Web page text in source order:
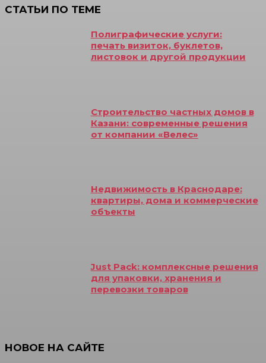
СТАТЬИ ПО ТЕМЕ
Полиграфические услуги:
печать визиток, буклетов,
листовок и другой продукции
Строительство частных домов в
Казани: современные решения
от компании «Велес»
Недвижимость в Краснодаре:
квартиры, дома и коммерческие
объекты
Just Pack: комплексные решения
для упаковки, хранения и
перевозки товаров
НОВОЕ НА САЙТЕ